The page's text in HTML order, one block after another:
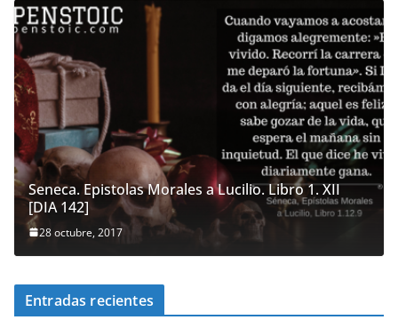
Seneca. Epistolas Morales a Lucilio. Libro 1. XII
[DIA 142]
28 octubre, 2017
Entradas recientes